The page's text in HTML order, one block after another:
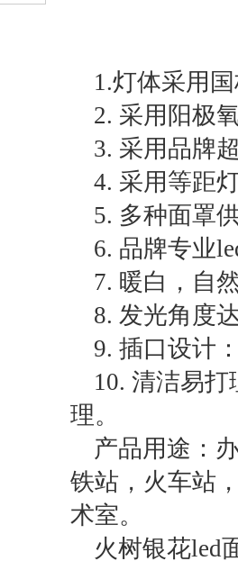
1.灯体采用
2. 采用阳极
3. 采用品牌
4. 采用等距
5. 多种面罩
6. 品牌专业
7. 暖白，自
8. 发光角度
9. 插口设计
10. 清洁易
理。
产品用途：
铁站，火车站
术室。
火树银花led